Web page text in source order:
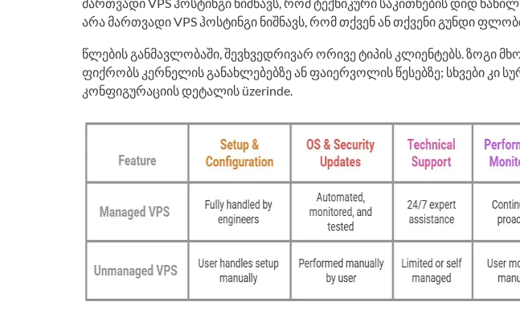
არა მართვადი VPS ჰოსტინგი ნიშნავს, რომ თქვენ ან თქვენი გუნდი
წლების განმავლობაში, შევხვედრივარ ორივე ტიპის კლიენტებს. ზოგი
ფიქრობს კერნელის განახლებებზე ან ფაიერვოლის წესებზე; სხვები
კონფიგურაციის დეტალის üzerinde.